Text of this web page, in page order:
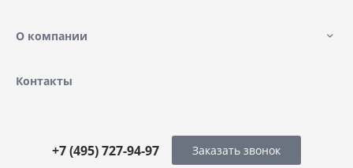
О компании
Контакты
+7 (495) 727-94-97 Заказать звонок